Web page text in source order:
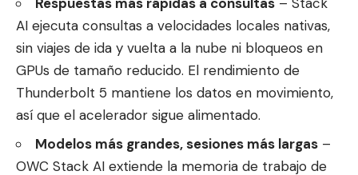
AI ejecuta consultas a velocidades locales nativas,
sin viajes de ida y vuelta a la nube ni bloqueos en
GPUs de tamaño reducido. El rendimiento de
Thunderbolt 5 mantiene los datos en movimiento,
así que el acelerador sigue alimentado.
Modelos más grandes, sesiones más largas –
OWC Stack AI extiende la memoria de trabajo de